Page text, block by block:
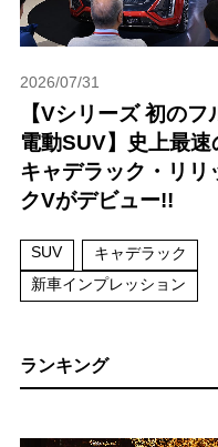
2026/07/31
【Vシリーズ 初のフ
電動SUV】史上最速
キャデラック・リリ
クVがデビュー!!
SUV
キャデラック
新車インプレッション
ランキング